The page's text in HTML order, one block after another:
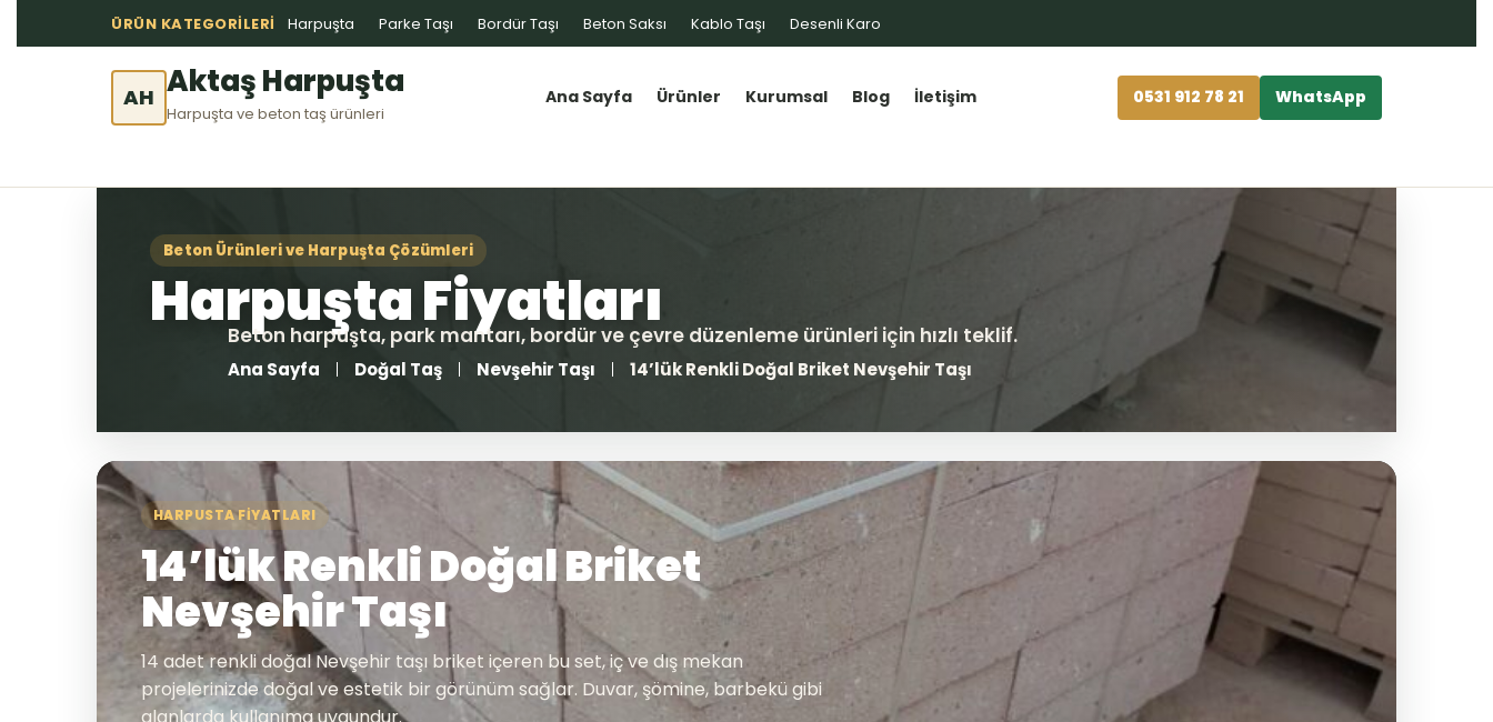
ÜRÜN KATEGORILERI Harpuşta Parke Taşı Bordür Taşı Beton Saksı Kablo Taşı Desenli Karo
AH Aktaş Harpuşta
Harpuşta ve beton taş ürünleri
Ana Sayfa Ürünler Kurumsal Blog İletişim 0531 912 78 21 WhatsApp
Ana Sayfa Doğal Taş Nevşehir Taşı 14’lük Renkli Doğal Briket Nevşehir Taşı
HARPUSTA FIYATLARI
14’lük Renkli Doğal Briket
Nevşehir Taşı
14 adet renkli doğal Nevşehir taşı briket içeren bu set, iç ve dış mekan
projelerinizde doğal ve estetik bir görünüm sağlar. Duvar, şömine, barbekü gibi